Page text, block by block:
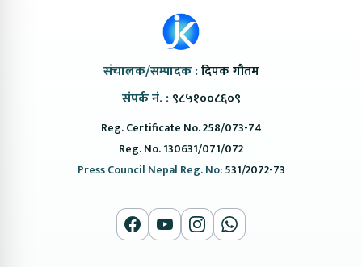
संचालक/सम्पादक :दिपक गौतम
संपर्क नं. : ९८५१००८६०९
Reg. Certificate No. 258/073-74
Reg. No. 130631/071/072
Press Council Nepal Reg. No:531/2072-73